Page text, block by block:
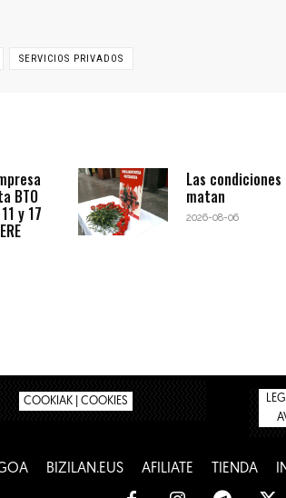
SERVICIOS PRIVADOS
BTO
y 17
Las
matan
2026-08-06
COOKIAK | COOKIES
BIZILAN.EUS AFÍLIATE TIENDA